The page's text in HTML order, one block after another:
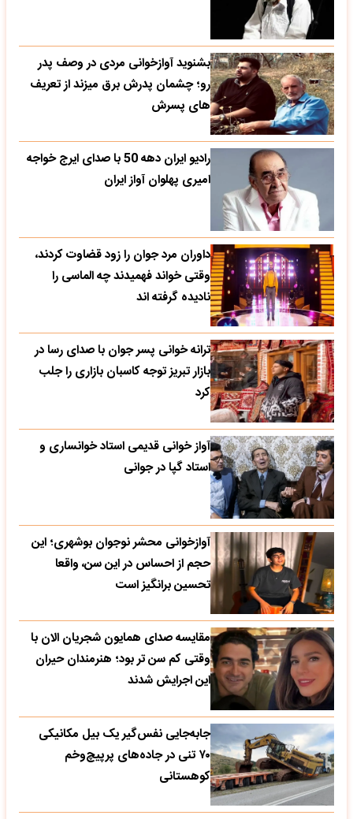
بشنوید آوازخوانی مردی در وصف پدر
رو؛ چشمان پدرش برق میزند از تعریف
های پسرش
رادیو ایران دهه 50 با صدای ایرج خواجه
امیری پهلوان آواز ایران
داوران مرد جوان را زود قضاوت کردند،
وقتی خواند فهمیدند چه الماسی را
نادیده گرفته اند
ترانه خوانی پسر جوان با صدای رسا در
بازار تبریز توجه کاسبان بازاری را جلب
کرد
آواز خوانی قدیمی استاد خوانساری و
استاد گپا در جوانی
آوازخوانی محشر نوجوان بوشهری؛ این
حجم از احساس در این سن، واقعا
تحسین‌ برانگیز است
مقایسه صدای همایون شجریان الان با
وقتی کم سن تر بود؛ هنرمندان حیران
این اجرایش شدند
جابه‌جایی نفس‌گیر یک بیل مکانیکی
۷۰ تنی در جاده‌های پرپیچ‌وخم
کوهستانی